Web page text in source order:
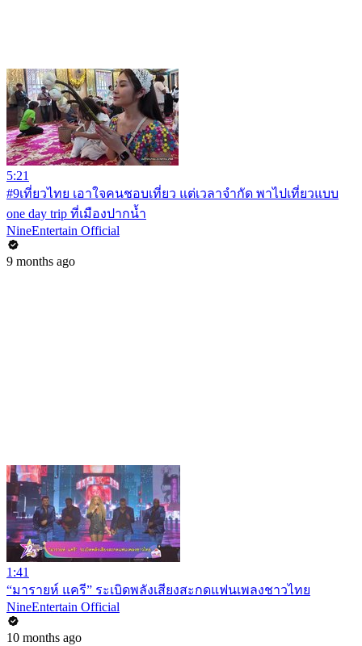
5:21
#9เที่ยวไทย เอาใจคนชอบเที่ยว แต่เวลาจำกัด พาไปเที่ยวแบบ
one day trip ที่เมืองปากน้ำ
NineEntertain Official
9 months ago
1:41
“มารายห์ แครี” ระเบิดพลังเสียงสะกดแฟนเพลงชาวไทย
NineEntertain Official
10 months ago